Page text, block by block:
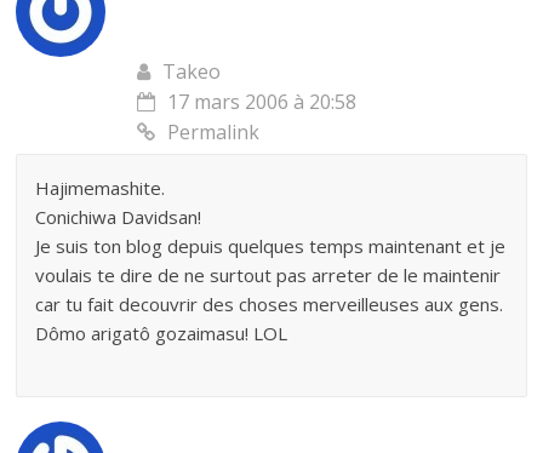
Takeo
17 mars 2006 à 20:58
Permalink
Hajimemashite.
Conichiwa Davidsan!
Je suis ton blog depuis quelques temps maintenant et je
voulais te dire de ne surtout pas arreter de le maintenir
car tu fait decouvrir des choses merveilleuses aux gens.
Dômo arigatô gozaimasu! LOL